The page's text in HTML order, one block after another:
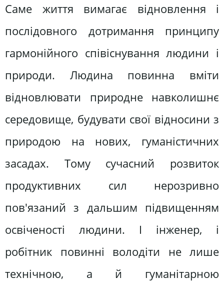
Саме життя вимагає відновлення і
послідовного дотримання принципу
гармонійного співіснування людини і
природи. Людина повинна вміти
відновлювати природне навколишнє
середовище, будувати свої відносини з
природою на нових, гуманістичних
засадах. Тому сучасний розвиток
продуктивних сил нерозривно
пов'язаний з дальшим підвищенням
освіченості людини. І інженер, і
робітник повинні володіти не лише
технічною, а й гуманітарною